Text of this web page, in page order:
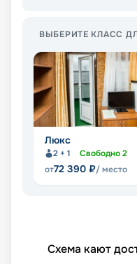
ВЫБЕРИТЕ КЛАСС
Люкс
2 + 1 Свободно2
от72 390 ₽/ место
Схема кают